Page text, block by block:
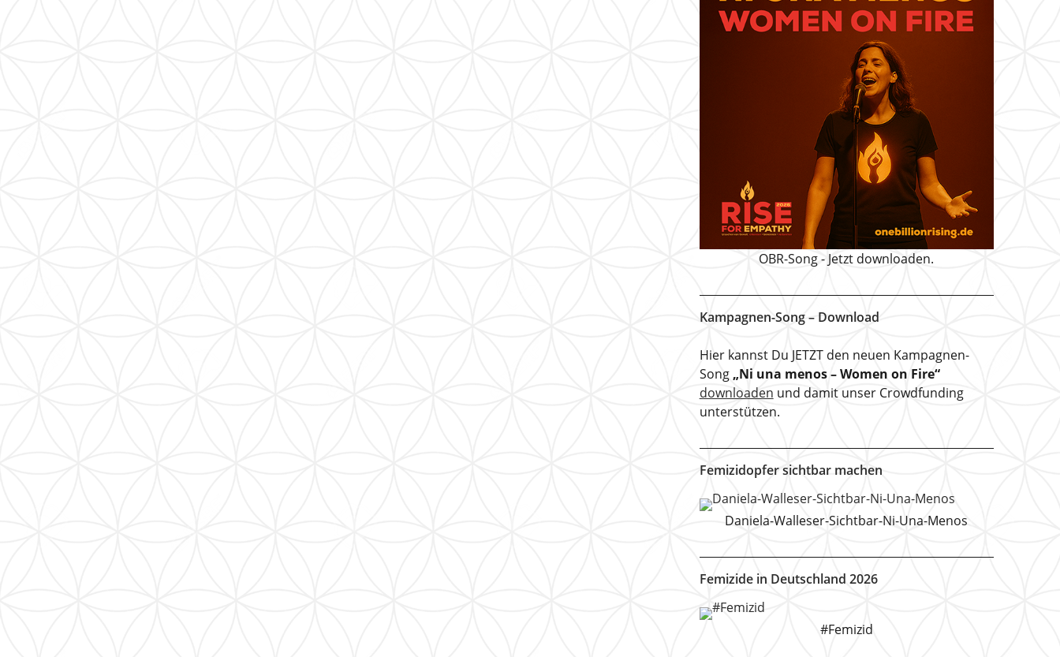
OBR-Song - Jetzt downloaden.
Kampagnen-Song – Download
Hier kannst Du JETZT den neuen Kampagnen-
Song „Ni una menos – Women on Fire“
downloaden und damit unser Crowdfunding
unterstützen.
Femizidopfer sichtbar machen
Daniela-Walleser-Sichtbar-Ni-Una-Menos
Femizide in Deutschland 2026
#Femizid